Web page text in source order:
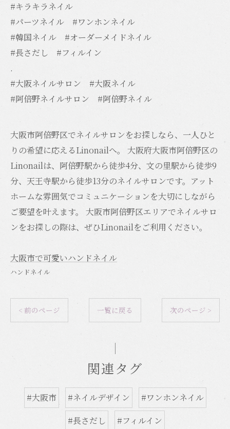
#キラキラネイル
#パーツネイル #ワンホンネイル
#韓国ネイル #オーダーメイドネイル
#長さだし #フィルイン
.
#大阪ネイルサロン #大阪ネイル
#阿倍野ネイルサロン #阿倍野ネイル
大阪市阿倍野区でネイルサロンをお探しなら、一人ひと
りの希望に応えるLinonailへ。 大阪府大阪市阿倍野区の
Linonailは、阿倍野駅から徒歩4分、文の里駅から徒歩9
分、天王寺駅から徒歩13分のネイルサロンです。アット
ホームな雰囲気でコミュニケーションを大切にしながら
ご要望を叶えます。 大阪市阿倍野区エリアでネイルサロ
ンをお探しの際は、ぜひLinonailをご利用ください。
大阪市で可愛いハンドネイル
ハンドネイル
< 前のページ 一覧に戻る 次のページ >
関連タグ
#大阪市 #ネイルデザイン
#ワンホンネイル
#長さだし
#フィルイン